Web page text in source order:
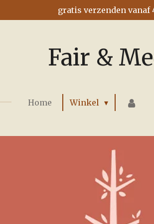
gratis verzenden vanaf
Fair &
Home Winkel